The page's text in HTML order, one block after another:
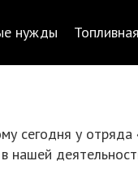
нужды
сегодня у
нашей